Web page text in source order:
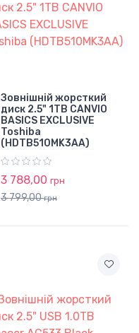
Зовнішній жорсткий
диск 2.5" 1TB CANVIO
BASICS EXCLUSIVE
Toshiba
(HDTB510MK3AA)
3 788,00 грн
3 799,00грн